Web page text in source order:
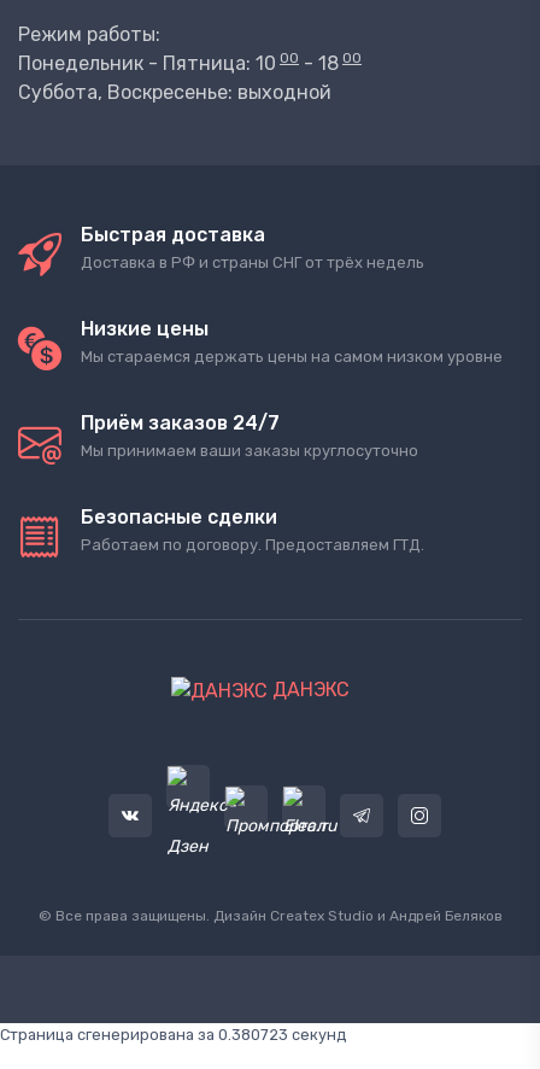
Режим работы:
Понедельник - Пятница: 10 00 - 18 00
Суббота, Воскресенье: выходной
Быстрая доставка
Доставка в РФ и страны СНГ от трёх недель
Низкие цены
Мы стараемся держать цены на самом низком уровне
Приём заказов 24/7
Мы принимаем ваши заказы круглосуточно
Безопасные сделки
Работаем по договору. Предоставляем ГТД.
ДАНЭКС
© Все права защищены. Дизайн Createx Studio и Андрей Беляков
Страница сгенерирована за 0.380723 секунд